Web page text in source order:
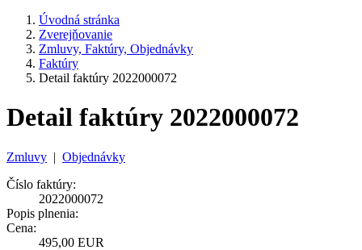
Úvodná stránka
Zverejňovanie
Zmluvy, Faktúry, Objednávky
Faktúry
Detail faktúry 2022000072
Detail faktúry 2022000072
Zmluvy | Objednávky
Číslo faktúry:
2022000072
Popis plnenia:
Cena:
495,00 EUR